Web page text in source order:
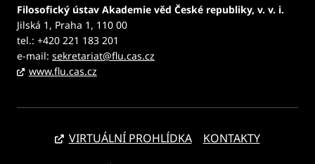
Filosofický ústav Akademie věd České republiky, v. v. i.
Jilská 1, Praha 1, 110 00
tel.: +420 221 183 201
e-mail: sekretariat@flu.cas.cz
www.flu.cas.cz
VIRTUÁLNÍ PROHLÍDKA KONTAKTY